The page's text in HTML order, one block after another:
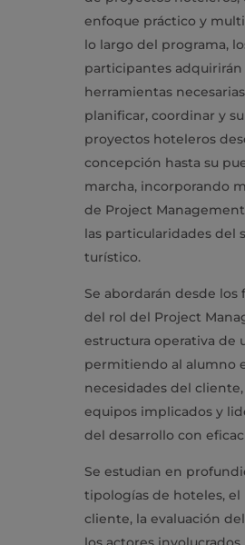
enfoque práctico y
lo largo del programa,
participantes adquirirán
herramientas
planificar, coordinar y
proyectos hoteleros
concepción hasta su
marcha, incorporando
de Project
las particularidades del
turístico.
Se abordarán desde
del rol del Project
estructura operativa de
permitiendo al alumno
necesidades del
equipos implicados y
del desarrollo con
Se estudian en
tipologías de hoteles,
cliente, la evaluación